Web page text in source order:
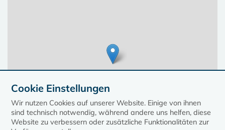
Cookie Einstellungen
Wir nutzen Cookies auf unserer Website. Einige von ihnen
sind technisch notwendig, während andere uns helfen, diese
Website zu verbessern oder zusätzliche Funktionalitäten zur